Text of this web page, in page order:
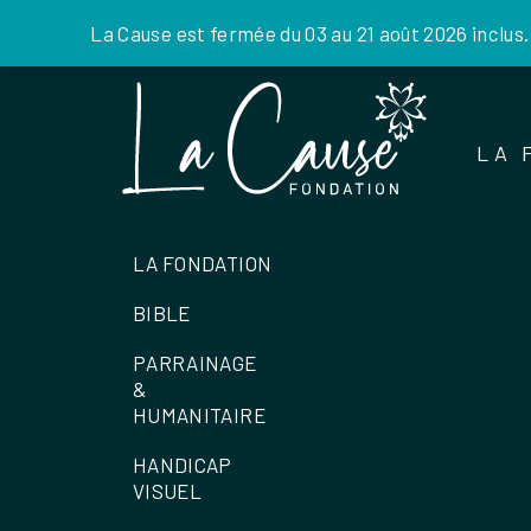
La Cause est fermée du 03 au 21 août 2026
LA
LA FONDATION
BIBLE
PARRAINAGE
&
HUMANITAIRE
HANDICAP
VISUEL